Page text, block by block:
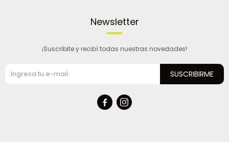
Newsletter
¡Suscribite y recibí todas nuestras novedades!
SUSCRIBIRME
 